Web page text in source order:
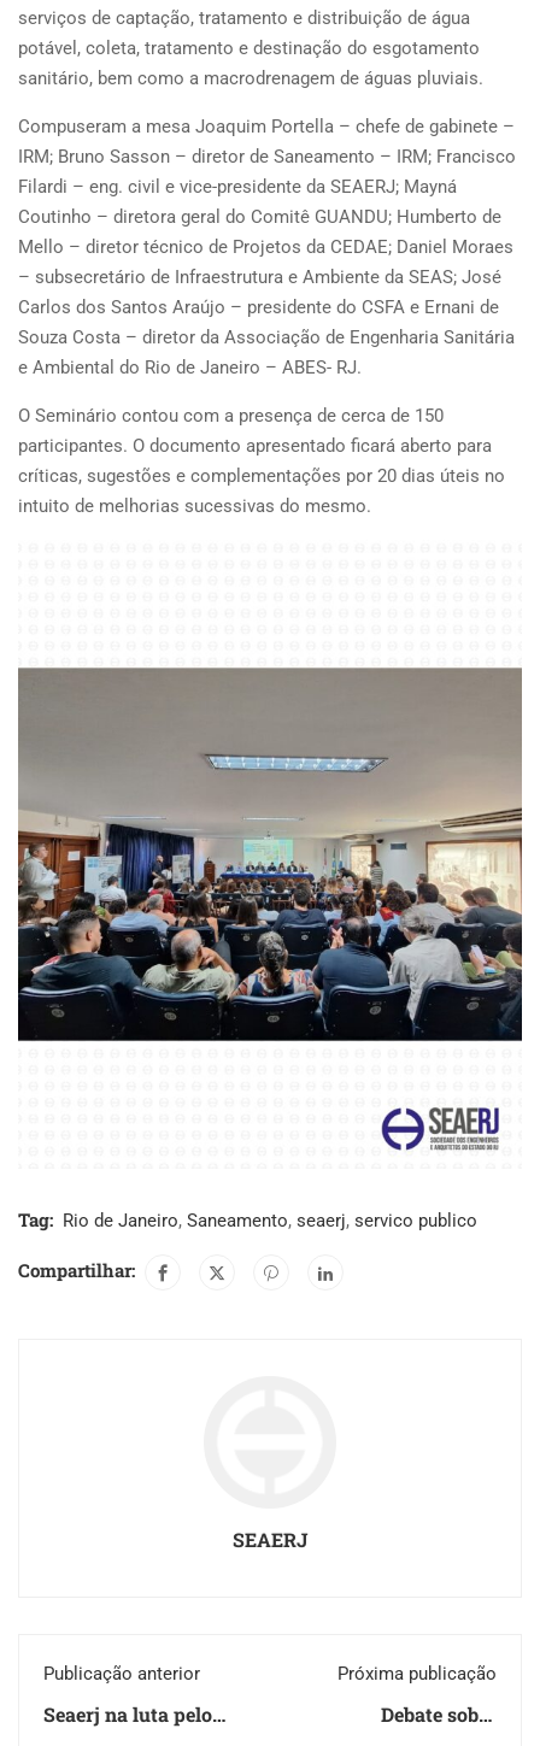
serviços de captação, tratamento e distribuição de água
potável, coleta, tratamento e destinação do esgotamento
sanitário, bem como a macrodrenagem de águas pluviais.
Compuseram a mesa Joaquim Portella – chefe de gabinete –
IRM; Bruno Sasson – diretor de Saneamento – IRM; Francisco
Filardi – eng. civil e vice-presidente da SEAERJ; Mayná
Coutinho – diretora geral do Comitê GUANDU; Humberto de
Mello – diretor técnico de Projetos da CEDAE; Daniel Moraes
– subsecretário de Infraestrutura e Ambiente da SEAS; José
Carlos dos Santos Araújo – presidente do CSFA e Ernani de
Souza Costa – diretor da Associação de Engenharia Sanitária
e Ambiental do Rio de Janeiro – ABES- RJ.
O Seminário contou com a presença de cerca de 150
participantes. O documento apresentado ficará aberto para
críticas, sugestões e complementações por 20 dias úteis no
intuito de melhorias sucessivas do mesmo.
Tag: Rio de Janeiro, Saneamento, seaerj, servico publico
Compartilhar:
SEAERJ
Publicação anterior
Seaerj na luta pelo
Próxima publicação
Debate sobre